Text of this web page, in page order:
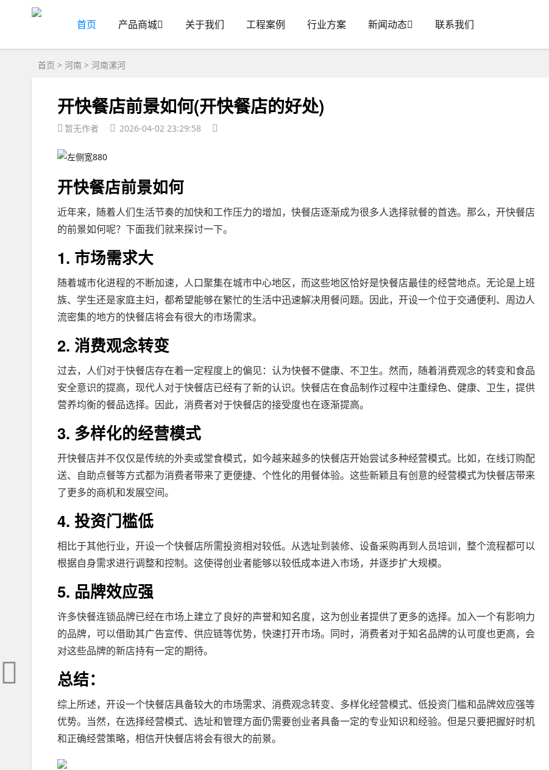
首页 产品商城 关于我们 工程案例 行业方案 新闻动态 联系我们
首页 > 河南 > 河南漯河
开快餐店前景如何(开快餐店的好处)
暂无作者 2026-04-02 23:29:58
开快餐店前景如何
近年来，随着人们生活节奏的加快和工作压力的增加，快餐店逐渐成为很多人选择就餐的首选。那么，开快餐店
的前景如何呢？下面我们就来探讨一下。
1. 市场需求大
随着城市化进程的不断加速，人口聚集在城市中心地区，而这些地区恰好是快餐店最佳的经营地点。无论是上班
族、学生还是家庭主妇，都希望能够在繁忙的生活中迅速解决用餐问题。因此，开设一个位于交通便利、周边人
流密集的地方的快餐店将会有很大的市场需求。
2. 消费观念转变
过去，人们对于快餐店存在着一定程度上的偏见：认为快餐不健康、不卫生。然而，随着消费观念的转变和食品
安全意识的提高，现代人对于快餐店已经有了新的认识。快餐店在食品制作过程中注重绿色、健康、卫生，提供
营养均衡的餐品选择。因此，消费者对于快餐店的接受度也在逐渐提高。
3. 多样化的经营模式
开快餐店并不仅仅是传统的外卖或堂食模式，如今越来越多的快餐店开始尝试多种经营模式。比如，在线订购配
送、自助点餐等方式都为消费者带来了更便捷、个性化的用餐体验。这些新颖且有创意的经营模式为快餐店带来
了更多的商机和发展空间。
4. 投资门槛低
相比于其他行业，开设一个快餐店所需投资相对较低。从选址到装修、设备采购再到人员培训，整个流程都可以
根据自身需求进行调整和控制。这使得创业者能够以较低成本进入市场，并逐步扩大规模。
5. 品牌效应强
许多快餐连锁品牌已经在市场上建立了良好的声誉和知名度，这为创业者提供了更多的选择。加入一个有影响力
的品牌，可以借助其广告宣传、供应链等优势，快速打开市场。同时，消费者对于知名品牌的认可度也更高，会
对这些品牌的新店持有一定的期待。
总结：
综上所述，开设一个快餐店具备较大的市场需求、消费观念转变、多样化经营模式、低投资门槛和品牌效应强等
优势。当然，在选择经营模式、选址和管理方面仍需要创业者具备一定的专业知识和经验。但是只要把握好时机
和正确经营策略，相信开快餐店将会有很大的前景。